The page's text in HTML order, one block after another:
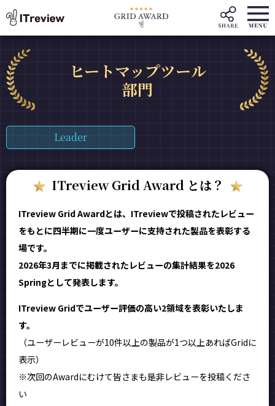
ヒートマップツール
部門
Leader
ITreview Grid Award とは？
ITreview Grid Awardとは、ITreviewで投稿されたレビュー
をもとに四半期に一度ユーザーに支持された製品を表彰する
場です。
2026年3月までに掲載されたレビューの集計結果を2026
Springとして発表します。
ITreview Gridでユーザー評価の高い2領域を表彰いたしま
す。
（ユーザーレビューが10件以上の製品が1つ以上あればGridに
表示）
※次回のAwardにむけて皆さまも是非レビューを投稿くださ
い